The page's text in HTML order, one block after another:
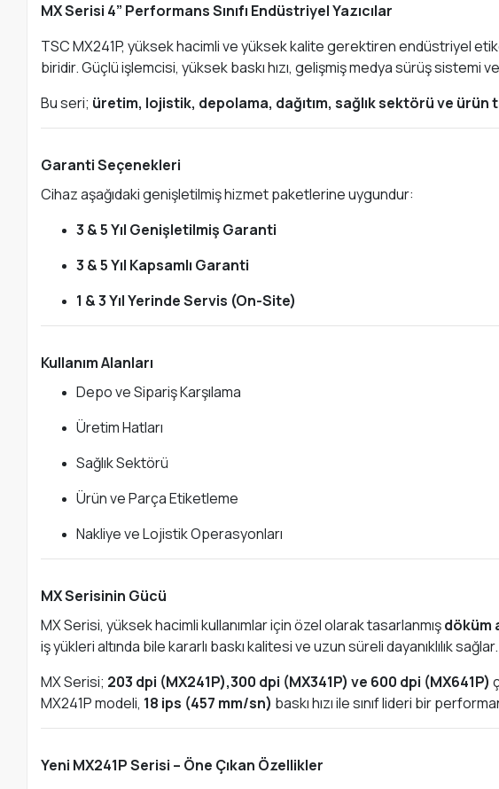
MX Serisi 4” Performans Sınıfı Endüstriyel Yazıcılar
TSC MX241P, yüksek hacimli ve yüksek kalite gerektiren endüstriyel
biridir. Güçlü işlemcisi, yüksek baskı hızı, gelişmiş medya sürüş
Bu seri; üretim, lojistik, depolama, dağıtım, sağlık sektörü ve ürün
Garanti Seçenekleri
Cihaz aşağıdaki genişletilmiş hizmet paketlerine uygundur:
3 & 5 Yıl Genişletilmiş Garanti
3 & 5 Yıl Kapsamlı Garanti
1 & 3 Yıl Yerinde Servis (On-Site)
Kullanım Alanları
Depo ve Sipariş Karşılama
Üretim Hatları
Sağlık Sektörü
Ürün ve Parça Etiketleme
Nakliye ve Lojistik Operasyonları
MX Serisinin Gücü
MX Serisi, yüksek hacimli kullanımlar için özel olarak tasarlanmışdöküm
iş yükleri altında bile kararlı baskı kalitesi ve uzun süreli dayanıklılık sağlar.
MX Serisi; 203 dpi (MX241P),300 dpi (MX341P) ve 600 dpi (MX641P)
MX241P modeli, 18 ips (457 mm/sn) baskı hızı ile sınıf lideri bir
Yeni MX241P Serisi – Öne Çıkan Özellikler